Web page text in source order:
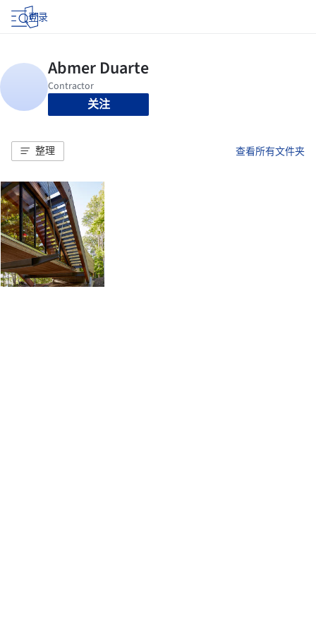
登录
关注
整理 查看所有文件夹